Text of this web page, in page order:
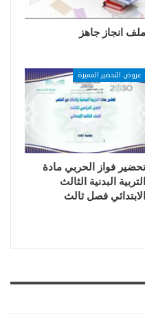
ملف انجاز جاهز
عروض التحضير المميزة
تحضير فواز الحربي مادة
التربية البدنية الثالث
الابتدائي فصل ثالث